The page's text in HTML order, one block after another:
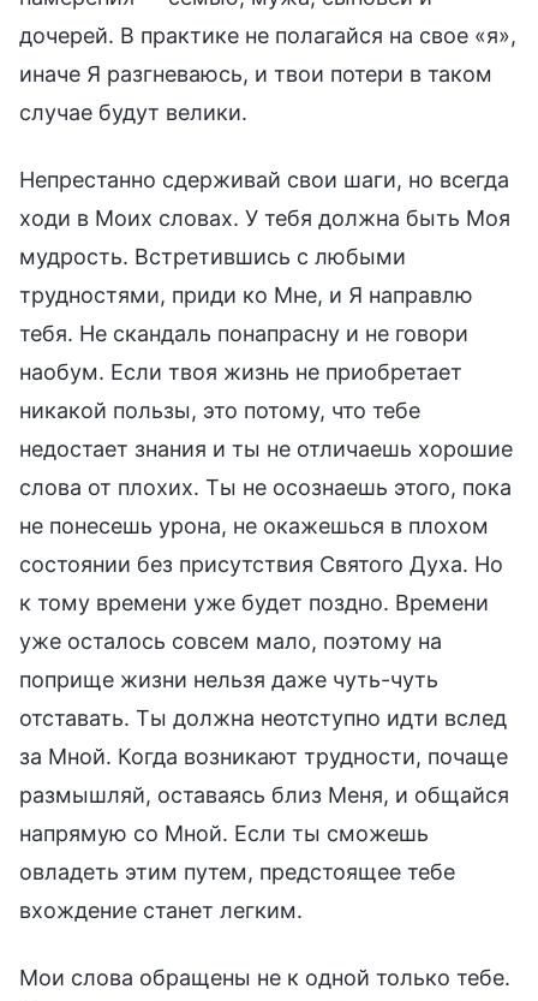
дочерей. В практике не полагайся на свое «я»,
иначе Я разгневаюсь, и твои потери в таком
случае будут велики.
Непрестанно сдерживай свои шаги, но всегда
ходи в Моих словах. У тебя должна быть Моя
мудрость. Встретившись с любыми
трудностями, приди ко Мне, и Я направлю
тебя. Не скандаль понапрасну и не говори
наобум. Если твоя жизнь не приобретает
никакой пользы, это потому, что тебе
недостает знания и ты не отличаешь хорошие
слова от плохих. Ты не осознаешь этого, пока
не понесешь урона, не окажешься в плохом
состоянии без присутствия Святого Духа. Но
к тому времени уже будет поздно. Времени
уже осталось совсем мало, поэтому на
поприще жизни нельзя даже чуть-чуть
отставать. Ты должна неотступно идти вслед
за Мной. Когда возникают трудности, почаще
размышляй, оставаясь близ Меня, и общайся
напрямую со Мной. Если ты сможешь
овладеть этим путем, предстоящее тебе
вхождение станет легким.
Мои слова обращены не к одной только тебе.